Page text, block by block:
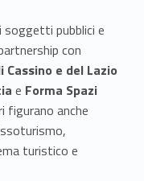
soggetti pubblici e
con
Cassino e del Lazio
e Forma Spazi
anche
turistico e